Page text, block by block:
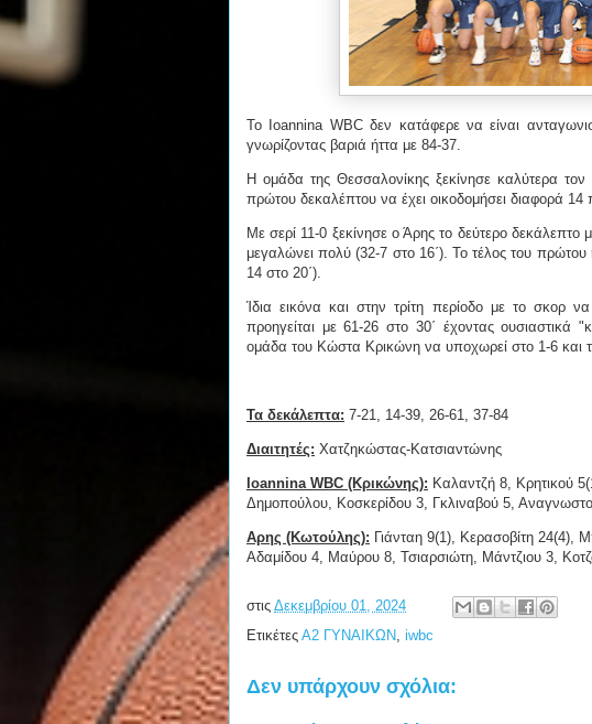
Το Ioannina WBC δεν κατάφερε να είναι
γνωρίζοντας βαριά ήττα με 84-37.
Η ομάδα της Θεσσαλονίκης ξεκίνησε καλύτερα
πρώτου δεκαλέπτου να έχει οικοδομήσει διαφορά
Με σερί 11-0 ξεκίνησε ο Άρης το δεύτερο
μεγαλώνει πολύ (32-7 στο 16΄). Το τέλος του
14 στο 20΄).
Ίδια εικόνα και στην τρίτη περίοδο με το σκορ
προηγείται με 61-26 στο 30΄ έχοντας ουσιαστικά
ομάδα του Κώστα Κρικώνη να υποχωρεί στο 1-6 και
Τα δεκάλεπτα: 7-21, 14-39, 26-61, 37-84
Διαιτητές: Χατζηκώστας-Κατσιαντώνης
Ioannina WBC (Κρικώνης): Καλαντζή 8, Κρητικού
Δημοπούλου, Κοσκερίδου 3, Γκλιναβού 5,
Αρης (Κωτούλης): Γιάνταη 9(1), Κερασοβίτη 24(4),
Αδαμίδου 4, Μαύρου 8, Τσιαρσιώτη, Μάντζιου 3,
στις Δεκεμβρίου 01, 2024
Ετικέτες Α2 ΓΥΝΑΙΚΩΝ, iwbc
Δεν υπάρχουν σχόλια: